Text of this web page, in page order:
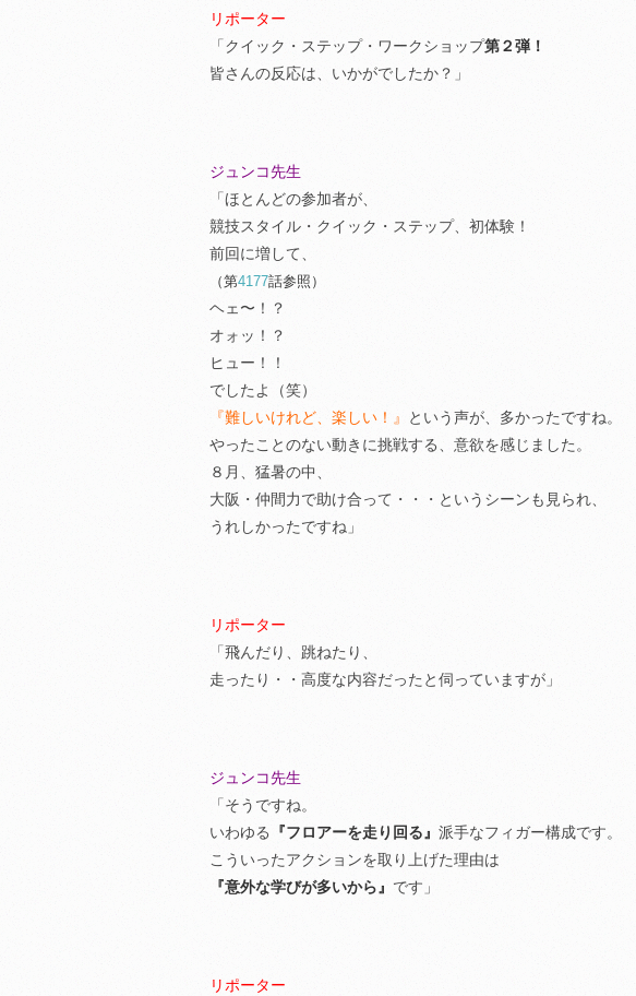
リポーター
「クイック・ステップ・ワークショップ第２弾！
皆さんの反応は、いかがでしたか？」
ジュンコ先生
「ほとんどの参加者が、
競技スタイル・クイック・ステップ、初体験！
前回に増して、
（第4177話参照）
ヘェ〜！？
オォッ！？
ヒュー！！
でしたよ（笑）
『難しいけれど、楽しい！』
という声が、多かったですね。
やったことのない動きに挑戦する、意欲を感じました。
８月、猛暑の中、
大阪・仲間力で助け合って・・・というシーンも見られ、
うれしかったですね」
リポーター
「飛んだり、跳ねたり、
走ったり・・高度な内容だったと伺っていますが」
ジュンコ先生
「そうですね。
いわゆる
『フロアーを走り回る』 派手なフィガー構成です。
こういったアクションを取り上げた理由は
『意外な学びが多いから』 です」
リポーター